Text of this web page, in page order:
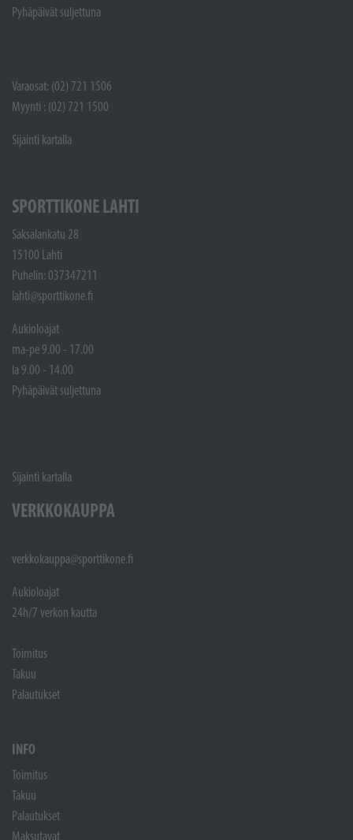
Pyhäpäivät suljettuna
Varaosat: (02) 721 1506
Myynti : (02) 721 1500
Sijainti kartalla
SPORTTIKONE LAHTI
Saksalankatu 28
15100 Lahti
Puhelin: 037347211
lahti@sporttikone.fi
Aukioloajat
ma-pe 9.00 - 17.00
la 9.00 - 14.00
Pyhäpäivät suljettuna
Sijainti kartalla
VERKKOKAUPPA
verkkokauppa@sporttikone.fi
Aukioloajat
24h/7 verkon kautta
Toimitus
Takuu
Palautukset
INFO
Toimitus
Takuu
Palautukset
Maksutavat